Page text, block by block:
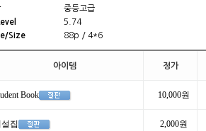
중등고급
5.74
Size
88p / 4*6
아이템 정가
Book 10,000원
집 2,000원